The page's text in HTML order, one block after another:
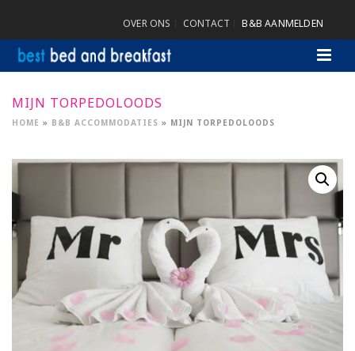
OVER ONS CONTACT B&B AANMELDEN
MIJN TORPEDOLOODS
HOME » B&B ACCOMMODATIES » MIJN TORPEDOLOODS